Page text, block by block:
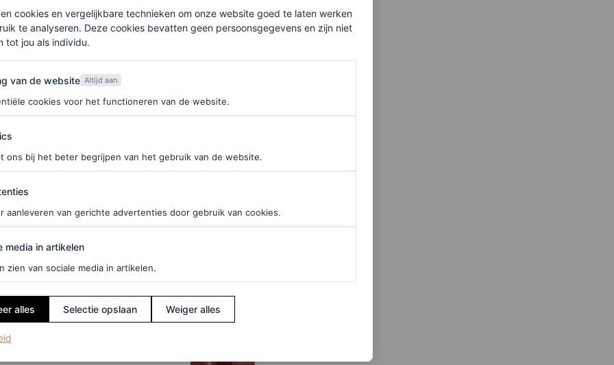
Daar zorgde ze voor de nodige
glinsterende doodshoofden te verschijnen.
Deze creatie, ontworpen door
is een herinterpretatie van een iconisch
uit 2004, gedragen op de catwalk door
het eerst op
van de it-girls van die tijd. In 2004 droeg
voor het model dat Robbie in Sydney droeg.
de actrice de officiële terugkeer van het
‘Wuthering Heights’
cookies en vergelijkbare technieken om onze website goed te laten werken
te analyseren. Deze cookies bevatten geen persoonsgegevens en zijn niet
tot jou als individu.
de website
van de website Altijd aan
cookies voor het functioneren van de website.
ons bij het beter begrijpen van het gebruik van de website.
aanleveren van gerichte advertenties door gebruik van cookies.
in artikelen
media in artikelen
zien van sociale media in artikelen.
alles Selectie opslaan Weiger alles